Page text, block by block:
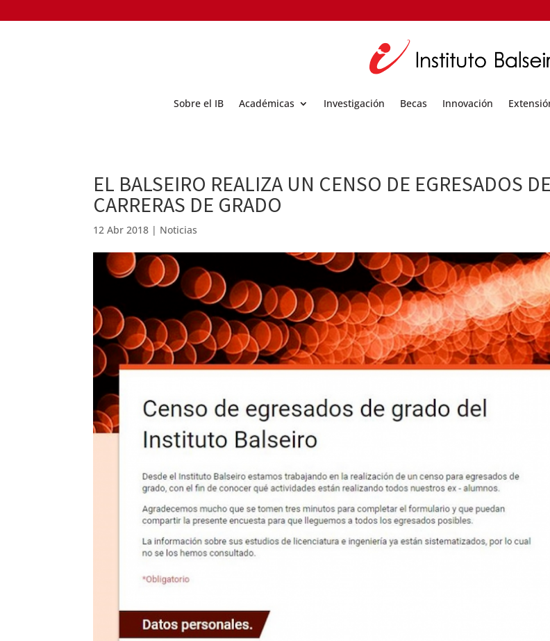
Sobre el IB Académicas Investigación Becas Innovación
EL BALSEIRO REALIZA UN CENSO DE EGRESADOS
CARRERAS DE GRADO
12 Abr 2018 | Noticias